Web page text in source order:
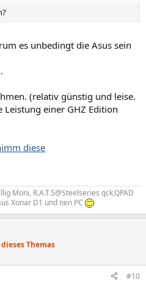
es unbedingt die Asus sein
(relativ günstig und leise.
Leistung einer GHZ Edition
diese
Moni, R.A.T.5@Steelseries qck,QPAD
Xonar D1 und nen PC
Themas
#10